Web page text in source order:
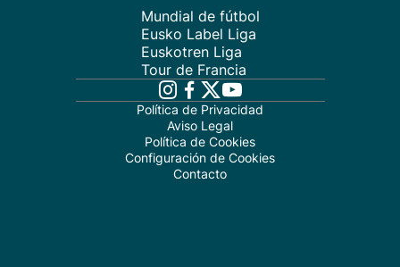
Mundial de fútbol
Eusko Label Liga
Euskotren Liga
Tour de Francia
Política de Privacidad
Aviso Legal
Política de Cookies
Configuración de Cookies
Contacto